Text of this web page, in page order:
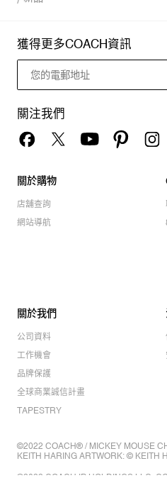
獲得更多COACH資訊
關注我們
關於購物
店舖查詢
網站導航
關於我們
公司資料
工作機會
品牌保護
全球商業誠信計畫
TAPESTRY
©2022 COACH® / MICKEY MOUSE
KEITH HARING ARTWORK: © KEITH